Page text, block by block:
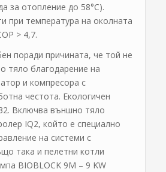
за отопление до 58°C).
при температура на околната
> 4,7.
поради причината, че той не
тяло благодарение на
и компресора с
честота. Екологичен
Включва външно тяло
IQ2, който е специално
на системи с
така и пелетни котли
BIOBLOCK 9M – 9 KW